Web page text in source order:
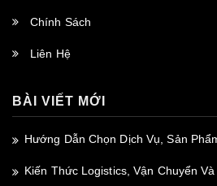
Chính Sách
Liên Hệ
BÀI VIẾT MỚI
Hướng Dẫn Chọn Dịch Vụ, Sản
Kiến Thức Logistics, Vận Chuyển